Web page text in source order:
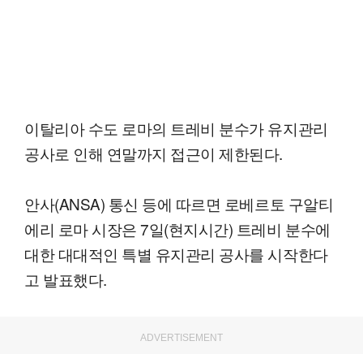
이탈리아 수도 로마의 트레비 분수가 유지관리
공사로 인해 연말까지 접근이 제한된다.
안사(ANSA) 통신 등에 따르면 로베르토 구알티
에리 로마 시장은 7일(현지시간) 트레비 분수에
대한 대대적인 특별 유지관리 공사를 시작한다
고 발표했다.
ADVERTISEMENT